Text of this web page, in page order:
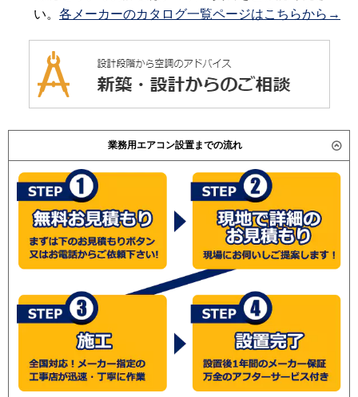
い。 各メーカーのカタログ一覧ページはこちらから→
業務用エアコン設置までの流れ